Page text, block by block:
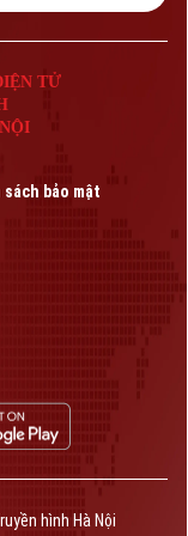
hình Hà Nội Giấy
TỬ
sách bảo mật
hình Hà Nội